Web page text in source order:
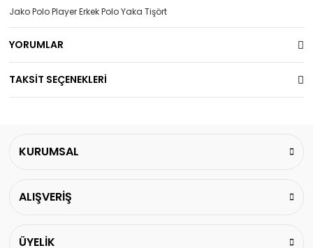
Jako Polo Player Erkek Polo Yaka Tişört
YORUMLAR
TAKSİT SEÇENEKLERİ
KURUMSAL
ALIŞVERİŞ
ÜYELİK